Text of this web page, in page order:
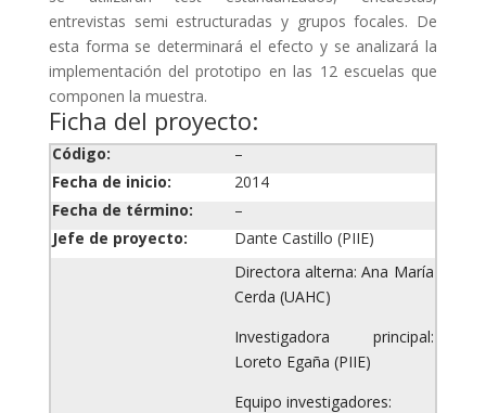
entrevistas semi estructuradas y grupos focales. De
esta forma se determinará el efecto y se analizará la
implementación del prototipo en las 12 escuelas que
componen la muestra.
Ficha del proyecto:
Código:
–
Fecha de inicio:
2014
Fecha de término:
–
Jefe de proyecto:
Dante Castillo (PIIE)
Directora alterna: Ana María
Cerda (UAHC)
Investigadora principal:
Loreto Egaña (PIIE)
Equipo investigadores: